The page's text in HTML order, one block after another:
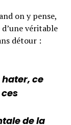
on y pense,
véritable
détour :
ce
de la